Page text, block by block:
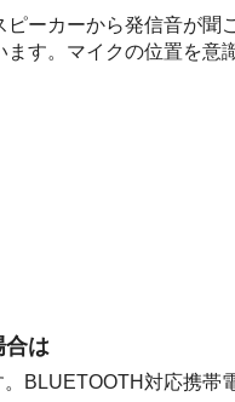
ーカーから発信音が聞
す。マイクの位置を意
合は
BLUETOOTH対応携帯